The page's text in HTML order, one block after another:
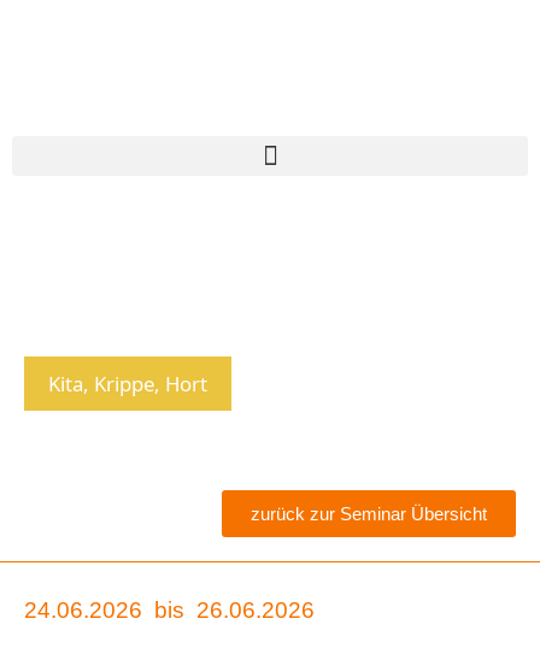
Kita, Krippe, Hort
zurück zur Seminar Übersicht
24.06.2026 bis 26.06.2026